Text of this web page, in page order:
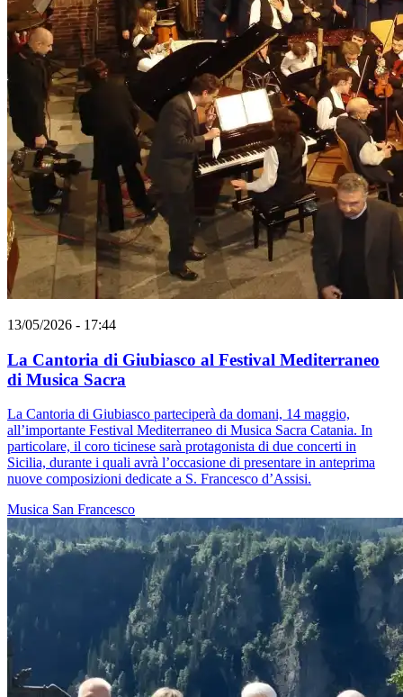
13/05/2026 - 17:44
La Cantoria di Giubiasco al Festival Mediterraneo
di Musica Sacra
La Cantoria di Giubiasco parteciperà da domani, 14 maggio,
all’importante Festival Mediterraneo di Musica Sacra Catania. In
particolare, il coro ticinese sarà protagonista di due concerti in
Sicilia, durante i quali avrà l’occasione di presentare in anteprima
nuove composizioni dedicate a S. Francesco d’Assisi.
Musica San Francesco